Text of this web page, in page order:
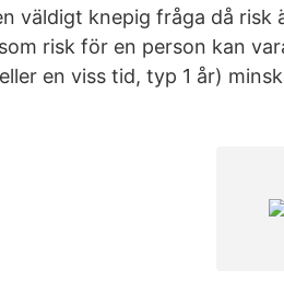
väldigt knepig fråga då risk
risk för en person kan
en viss tid, typ 1 år)